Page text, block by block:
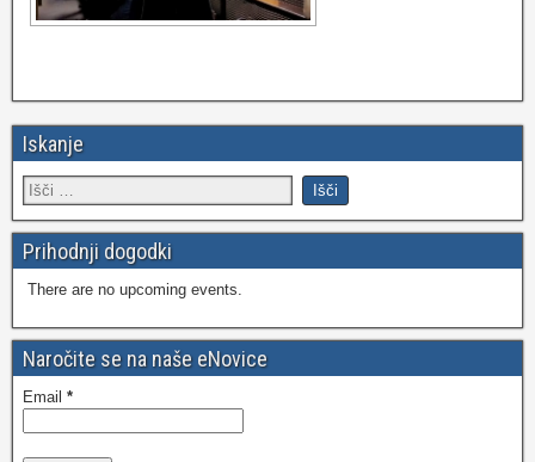
Iskanje
Prihodnji dogodki
There are no upcoming events.
Naročite se na naše eNovice
Email *